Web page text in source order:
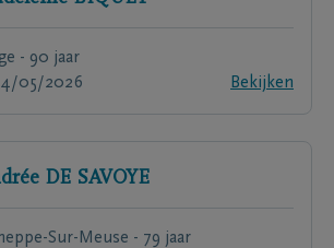
- 90 jaar
05/2026
Bekijken
DE SAVOYE
Sur-Meuse - 79 jaar